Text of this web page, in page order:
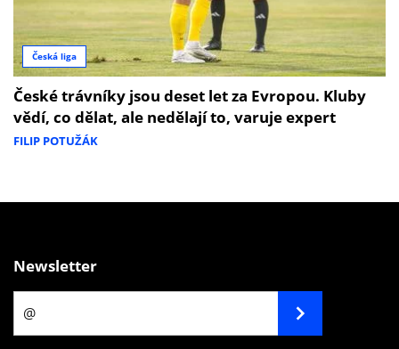
Česká liga
České trávníky jsou deset let za Evropou. Kluby
vědí, co dělat, ale nedělají to, varuje expert
FILIP POTUŽÁK
Newsletter